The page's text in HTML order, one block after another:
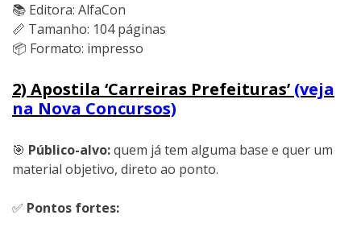
📚 Editora: AlfaCon
📏 Tamanho: 104 páginas
📦 Formato: impresso
2) Apostila ‘Carreiras Prefeituras’ (veja
na Nova Concursos)
🎯 Público-alvo:quem já tem alguma base e quer um
material objetivo, direto ao ponto.
✅ Pontos fortes: